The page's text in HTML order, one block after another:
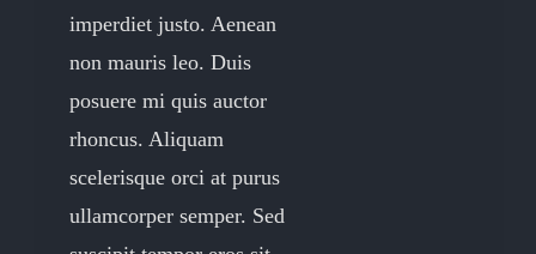
imperdiet justo. Aenean
non mauris leo. Duis
posuere mi quis auctor
rhoncus. Aliquam
scelerisque orci at purus
ullamcorper semper. Sed